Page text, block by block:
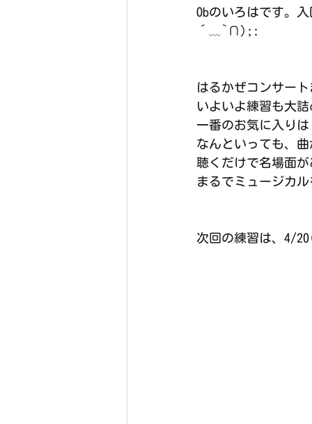
Obのいろはです。
´﹏`∩);:
はるかぜコンサー
いよいよ練習も大
一番のお気に入り
なんといっても、
聴くだけで名場面
まるでミュージカ
次回の練習は、4/